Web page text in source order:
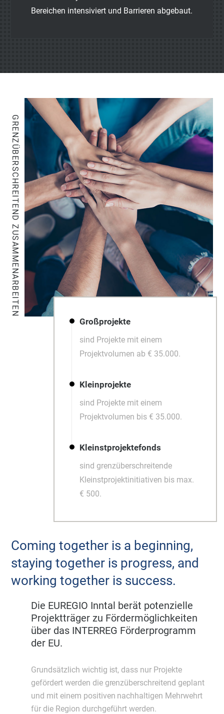
Bereichen intensiviert und Barrieren abgebaut.
GRENZÜBERSCHREITEND ZUSAMMENARBEITEN
Großprojekte
sind Projekte mit einem
Projektvolumen ab € 35.000.
Kleinprojekte
sind Projekte mit einem
Projektvolumen bis € 35.000.
Kleinstprojektefonds
sind grenzüberschreitende
Kleinstprojektinitiativen bis max.
€ 500.
Coming together is a beginning,
staying together is progress, and
working together is success.
Die EUREGIO Inntal berät potenzielle
Projektträger zu Fördermöglichkeiten
über das INTERREG Förderprogramm
der EU.
Grundsätzlich wichtig ist, dass nur Projekte
gefördert werden die grenzüberschreitend geplant
und mit einem positiven nachhaltigen Mehrwehrt
für die Region durchgeführt werden.